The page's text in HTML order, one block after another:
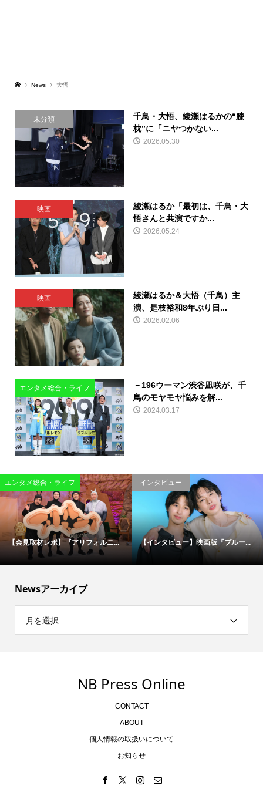
News 大悟
未分類
千鳥・大悟、綾瀬はるかの“膝
枕”に「ニヤつかない...
2026.05.30
映画
綾瀬はるか「最初は、千鳥・大
悟さんと共演ですか...
2026.05.24
映画
綾瀬はるか＆大悟（千鳥）主
演、是枝裕和8年ぶり日...
2026.02.06
エンタメ総合・ライフ
－196ウーマン渋谷凪咲が、千
鳥のモヤモヤ悩みを解...
2024.03.17
エンタメ総合・ライフ
【会見取材レポ】『アリフォルニ...
インタビュー
【インタビュー】映画版『ブルー...
Newsアーカイブ
月を選択
NB Press Online
CONTACT
ABOUT
個人情報の取扱いについて
お知らせ